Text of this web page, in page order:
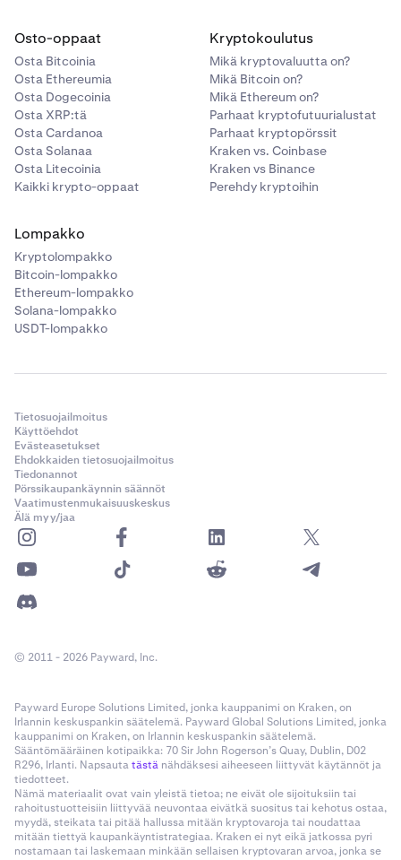
Osto-oppaat
Osta Bitcoinia
Osta Ethereumia
Osta Dogecoinia
Osta XRP:tä
Osta Cardanoa
Osta Solanaa
Osta Litecoinia
Kaikki krypto-oppaat
Kryptokoulutus
Mikä kryptovaluutta on?
Mikä Bitcoin on?
Mikä Ethereum on?
Parhaat kryptofutuurialustat
Parhaat kryptopörssit
Kraken vs. Coinbase
Kraken vs Binance
Perehdy kryptoihin
Lompakko
Kryptolompakko
Bitcoin-lompakko
Ethereum-lompakko
Solana-lompakko
USDT-lompakko
Tietosuojailmoitus
Käyttöehdot
Evästeasetukset
Ehdokkaiden tietosuojailmoitus
Tiedonannot
Pörssikaupankäynnin säännöt
Vaatimustenmukaisuuskeskus
Älä myy/jaa
© 2011 - 2026 Payward, Inc.
Payward Europe Solutions Limited, jonka kauppanimi on Kraken, on
Irlannin keskuspankin säätelemä. Payward Global Solutions Limited, jonka
kauppanimi on Kraken, on Irlannin keskuspankin säätelemä.
Sääntömääräinen kotipaikka: 70 Sir John Rogerson’s Quay, Dublin, D02
R296, Irlanti. Napsautatästä nähdäksesi aiheeseen liittyvät käytännöt ja
tiedotteet.
Nämä materiaalit ovat vain yleistä tietoa; ne eivät ole sijoituksiin tai
rahoitustuotteisiin liittyvää neuvontaa eivätkä suositus tai kehotus ostaa,
myydä, steikata tai pitää hallussa mitään kryptovaroja tai noudattaa
mitään tiettyä kaupankäyntistrategiaa. Kraken ei nyt eikä jatkossa pyri
nostamaan tai laskemaan minkään sellaisen kryptovaran arvoa, jonka se